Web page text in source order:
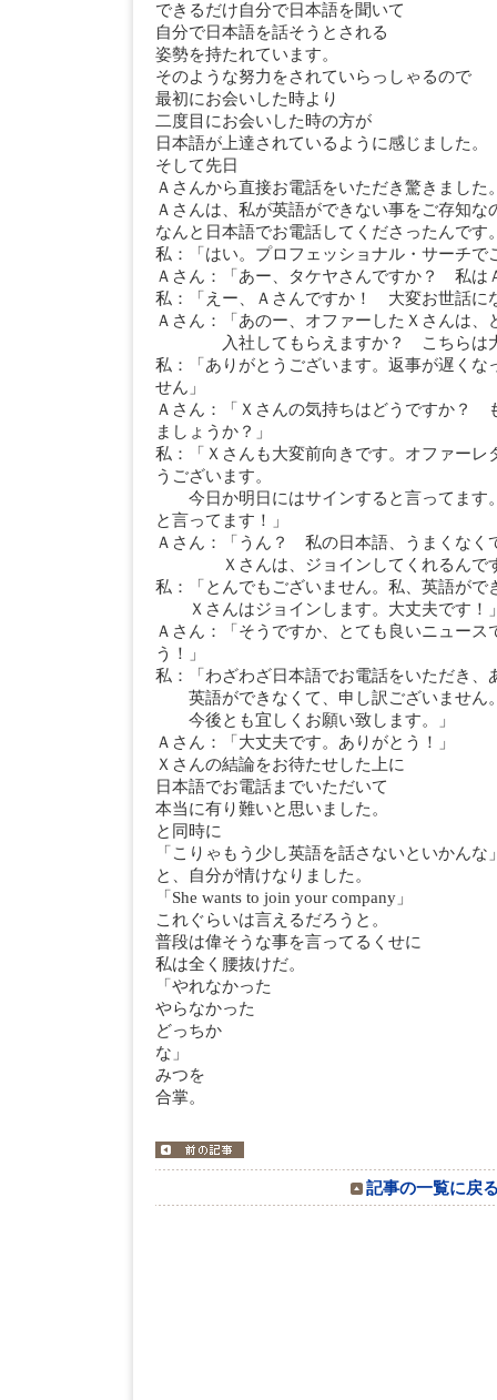
できるだけ自分で日本語を聞いて
自分で日本語を話そうとされる
姿勢を持たれています。
そのような努力をされていらっしゃるので
最初にお会いした時より
二度目にお会いした時の方が
日本語が上達されているように感じました。
そして先日
Ａさんから直接お電話をいただき驚きました
Ａさんは、私が英語ができない事をご存知な
なんと日本語でお電話してくださったんです
私：「はい。プロフェッショナル・サーチで
Ａさん：「あー、タケヤさんですか？ 私
私：「えー、Ａさんですか！ 大変お世話に
Ａさん：「あのー、オファーしたＸさんは、
入社してもらえますか？ こちらは大
私：「ありがとうございます。返事が遅くな
せん」
Ａさん：「Ｘさんの気持ちはどうですか？
ましょうか？」
私：「Ｘさんも大変前向きです。オファーレ
うございます。
今日か明日にはサインすると言ってます
と言ってます！」
Ａさん：「うん？ 私の日本語、うまくなく
Ｘさんは、ジョインしてくれるんで
私：「とんでもございません。私、英語がで
Ｘさんはジョインします。大丈夫です！
Ａさん：「そうですか、とても良いニュース
う！」
私：「わざわざ日本語でお電話をいただき、
英語ができなくて、申し訳ございません
今後とも宜しくお願い致します。」
Ａさん：「大丈夫です。ありがとう！」
Ｘさんの結論をお待たせした上に
日本語でお電話までいただいて
本当に有り難いと思いました。
と同時に
「こりゃもう少し英語を話さないといかんな
と、自分が情けなりました。
「She wants to join your company」
これぐらいは言えるだろうと。
普段は偉そうな事を言ってるくせに
私は全く腰抜けだ。
「やれなかった
やらなかった
どっちか
みつを
合掌。
記事の一覧に戻